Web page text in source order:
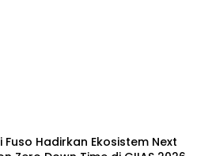
Fuso Hadirkan Ekosistem Next